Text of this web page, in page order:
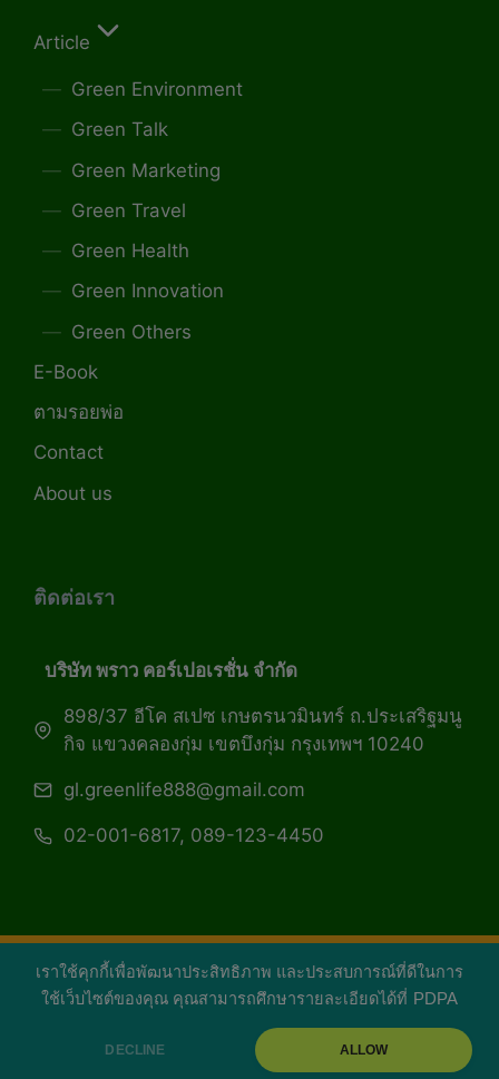
เราใช้คุกกี้เพื่อพัฒนาประสิทธิภาพ และประสบการณ์ที่ดีในการ
ใช้เว็บไซต์ของคุณ คุณสามารถศึกษารายละเอียดได้ที่ PDPA
DECLINE ALLOW
Article
Green Environment
Green Talk
Green Marketing
Green Travel
Green Health
Green Innovation
Green Others
E-Book
ตามรอยพ่อ
Contact
About us
ติดต่อเรา
บริษัท พราว คอร์เปอเรชั่น จำกัด
898/37 อีโค สเปซ เกษตรนวมินทร์ ถ.ประเสริฐมนู
กิจ แขวงคลองกุ่ม เขตบึงกุ่ม กรุงเทพฯ 10240
gl.greenlife888@gmail.com
02-001-6817, 089-123-4450
Copyright 2026 — Green Life Plus mag | กรีน
ไลฟ์พลัส หนังสือมีชีวิต